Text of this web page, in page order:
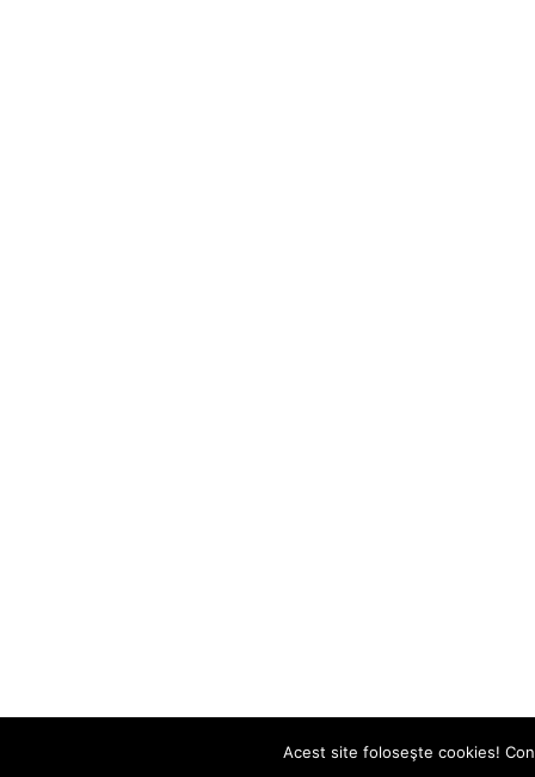
Acest site foloseşte cookies!